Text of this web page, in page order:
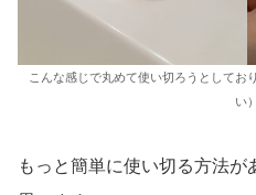
こんな感じで丸めて使い切ろうとしてお
い）
もっと簡単に使い切る方法が